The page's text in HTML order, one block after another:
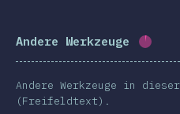
Andere Werkzeuge
Andere Werkzeuge in
(Freifeldtext).